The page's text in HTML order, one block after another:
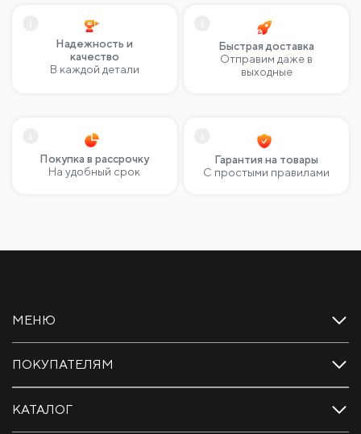
Надежность и
качество
В каждой детали
Быстрая доставка
Отправим даже в
выходные
Покупка в рассрочку
На удобный срок
Гарантия на товары
С простыми правилами
КАТАЛОГ
ПОКУПАТЕЛЯМ
МЕНЮ